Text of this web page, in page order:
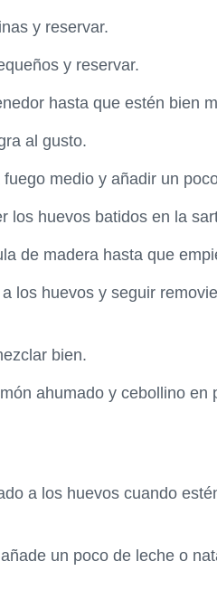
y reservar.
y reservar.
hasta que estén bien
al gusto.
medio y añadir un
los huevos batidos en la
de madera hasta que
los huevos y seguir
bien.
ahumado y cebollino en
a los huevos cuando
un poco de leche o